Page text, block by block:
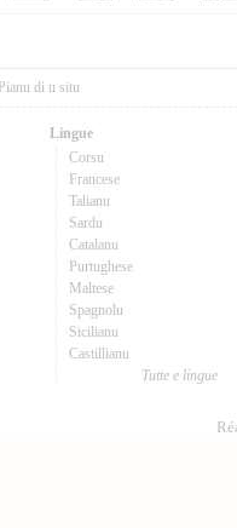
Pianu di u situ
Lingue
Corsu
Francese
Talianu
Sardu
Catalanu
Purtughese
Maltese
Spagnolu
Sicilianu
Castillianu
Tutte e lingue